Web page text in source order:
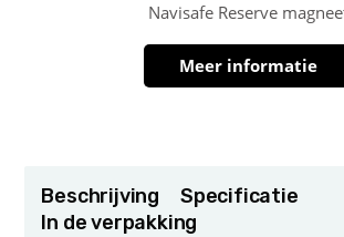
Navisafe Reserve
Meer informatie
Beschrijving
Specificatie
In de verpakking